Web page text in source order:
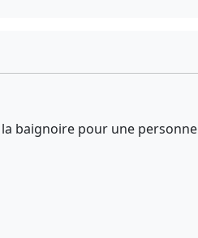
baignoire pour une personne